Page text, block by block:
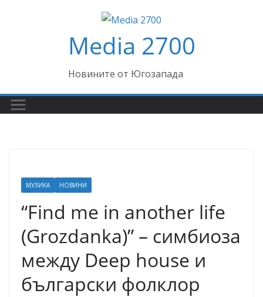
Media 2700
Новините от Югозапада
МУЗИКА НОВИНИ
“Find me in another life
(Grozdanka)” – симбиоза
между Deep house и
български фолклор